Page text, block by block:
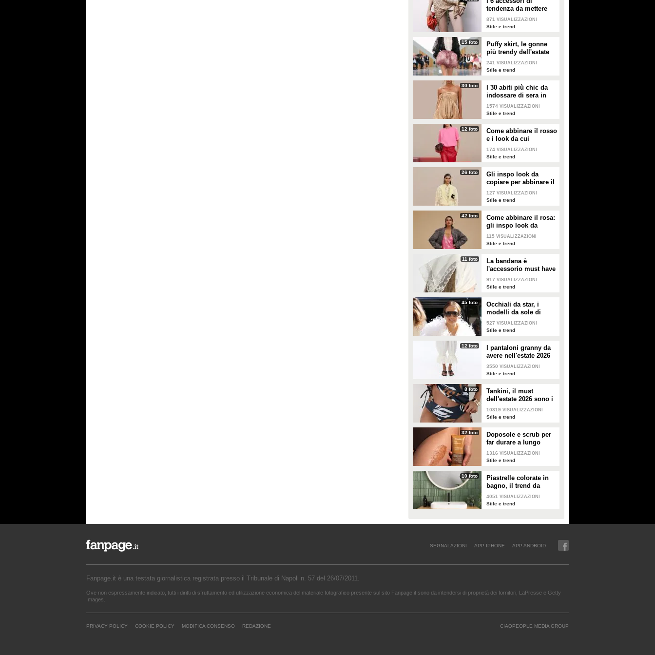
tendenza da mettere
nella valigia dell'estate
2026
871 VISUALIZZAZIONI
Stile e trend
15 foto
Puffy skirt, le gonne
più trendy dell'estate
2026 sono quelle a
palloncino
241 VISUALIZZAZIONI
Stile e trend
30 foto
I 30 abiti più chic da
indossare di sera in
estate
1574 VISUALIZZAZIONI
Stile e trend
12 foto
Come abbinare il rosso
e i look da cui
prendere ispirazione
174 VISUALIZZAZIONI
Stile e trend
26 foto
Gli inspo look da
copiare per abbinare il
giallo
127 VISUALIZZAZIONI
Stile e trend
42 foto
Come abbinare il rosa:
gli inspo look da
copiare
115 VISUALIZZAZIONI
Stile e trend
11 foto
La bandana è
l'accessorio must have
dell'estate 2026: i
modelli di tendenza
917 VISUALIZZAZIONI
Stile e trend
45 foto
Occhiali da star, i
modelli da sole di
tendenza per l'estate
2026
527 VISUALIZZAZIONI
Stile e trend
12 foto
I pantaloni granny da
avere nell'estate 2026
3550 VISUALIZZAZIONI
Stile e trend
8 foto
Tankini, il must
dell'estate 2026 sono i
costumi con la canotta
10319 VISUALIZZAZIONI
Stile e trend
32 foto
Doposole e scrub per
far durare a lungo
l'abbronzatura in estate
1316 VISUALIZZAZIONI
Stile e trend
10 foto
Piastrelle colorate in
bagno, il trend da
seguire in casa
4051 VISUALIZZAZIONI
Stile e trend
SEGNALAZIONI APP IPHONE APP ANDROID
Fanpage.it è una testata giornalistica registrata presso il Tribunale di Napoli n. 57 del 26/07/2011.
Ove non espressamente indicato, tutti i diritti di sfruttamento ed utilizzazione economica del materiale fotografico presente sul sito Fanpage.it sono da intendersi di proprietà dei fornitori, LaPresse e Getty
Images.
PRIVACY POLICY COOKIE POLICY MODIFICA CONSENSO REDAZIONE CIAOPEOPLE MEDIA GROUP